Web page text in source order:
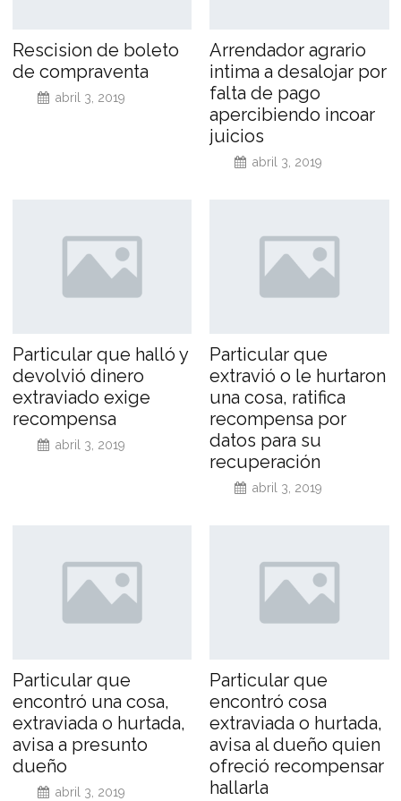
Rescision de boleto
de compraventa
abril 3, 2019
Arrendador agrario
intima a desalojar por
falta de pago
apercibiendo incoar
juicios
abril 3, 2019
Particular que halló y
devolvió dinero
extraviado exige
recompensa
abril 3, 2019
Particular que
extravió o le hurtaron
una cosa, ratifica
recompensa por
datos para su
recuperación
abril 3, 2019
Particular que
encontró una cosa,
extraviada o hurtada,
avisa a presunto
dueño
abril 3, 2019
Particular que
encontró cosa
extraviada o hurtada,
avisa al dueño quien
ofreció recompensar
hallarla